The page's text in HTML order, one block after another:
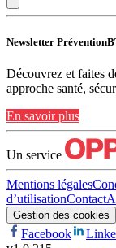
Newsletter
Découvrez et faites
approche santé,
En savoir plus
Un service
Mentions légales
d’utilisationContact
Gestion des cookies
Facebook